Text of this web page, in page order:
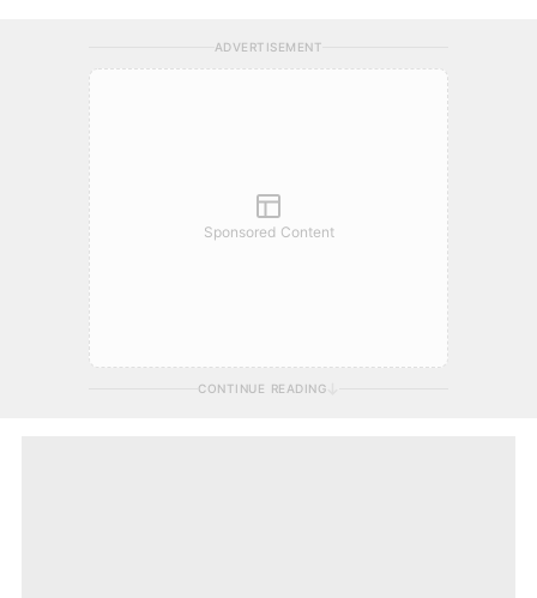
ADVERTISEMENT
Sponsored Content
CONTINUE READING